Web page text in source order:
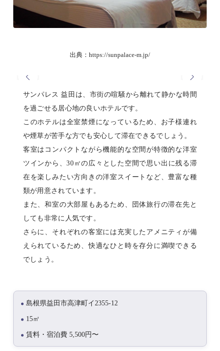
出典：https://sunpalace-m.jp/
サンパレス 益田は、市街の喧騒から離れて静かな時間
を過ごせる居心地の良いホテルです。
このホテルは全室禁煙になっているため、お子様連れ
や煙草が苦手な方でも安心して滞在できるでしょう。
客室はコンパクトながら機能的な空間が特徴的な洋室
ツインから、30㎡の広々とした空間で思い出に残る滞
在を楽しみたい方向きの洋室スイートなど、豊富な種
類が用意されています。
また、和室の大部屋もあるため、団体旅行の滞在先と
しても非常に人気です。
さらに、それぞれの客室には充実したアメニティが備
えられているため、快適なひと時を存分に満喫できる
でしょう。
島根県益田市高津町イ2355-12
15㎡
賃料・宿泊費 5,500円〜